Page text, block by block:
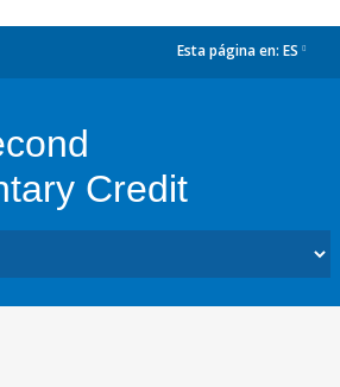
Esta página en: ES
Credit